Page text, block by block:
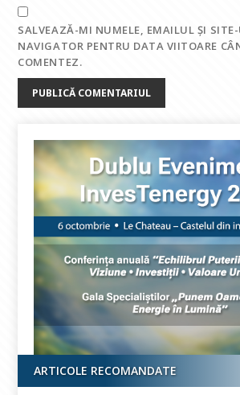
SALVEAZĂ-MI NUMELE, EMAILUL ȘI SITE-
NAVIGATOR PENTRU DATA VIITOARE
COMENTEZ.
ARTICOLE RECOMANDATE